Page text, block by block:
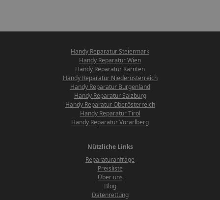
Handy Reparatur Steiermark
Handy Reparatur Wien
Handy Reparatur Kärnten
Handy Reparatur Niederösterreich
Handy Reparatur Burgenland
Handy Reparatur Salzburg
Handy Reparatur Oberösterreich
Handy Reparatur Tirol
Handy Reparatur Vorarlberg
Nützliche Links
Reparaturanfrage
Preisliste
Über uns
Blog
Datenrettung